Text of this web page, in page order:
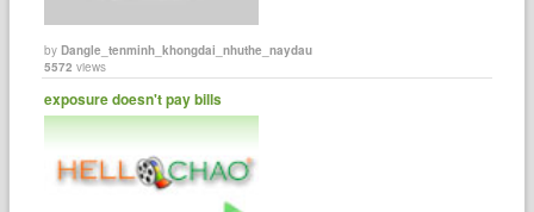
byDangle_tenminh_khongdai_nhuthe_naydau
5572 views
exposure doesn't pay bills